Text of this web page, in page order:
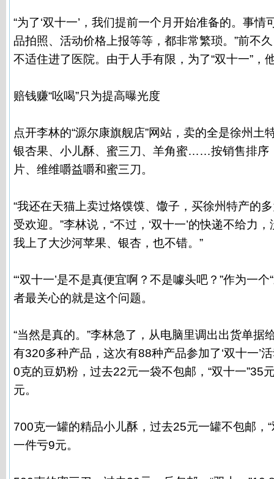
“为了‘双十一’，我们提前一个月开始准备的。事
品拍照、活动价格上报等等，都非常繁琐。”前不
不适住进了医院。由于人手有限，为了“双十一”，
赔钱赚“吆喝”只为提高曝光度
点开李林的“源尔康旗舰店”网站，卖的全是徐州土
银杏果、小儿酥、蜜三刀、羊角蜜……按销售排序
片、维维嚼益嚼和蜜三刀。
“我还在天猫上卖过烙馍馍、馓子，买徐州特产的
受欢迎。”李林说，“不过，‘双十一’的快递不给力
我上了大沙河苹果、银杏，也不错。”
“‘双十一’是不是真便宜啊？不是噱头吧？”作为一
者最关心的就是这个问题。
“当然是真的。”李林急了，从电脑里调出出货单据
有320多种产品，这次有88种产品参加了‘双十一’
0克的豆奶粉，过去22元一袋不包邮，“双十一”35
元。
700克一罐的精品小儿酥，过去25元一罐不包邮，
一件亏9元。